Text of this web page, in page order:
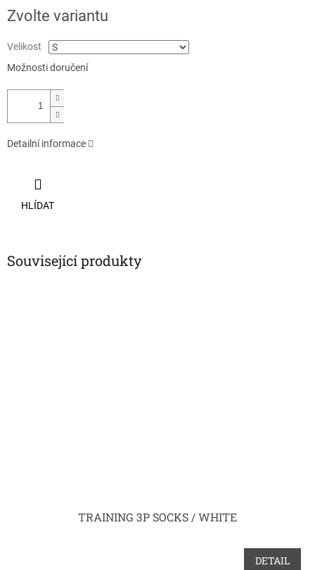
cena:
Zvolte variantu
Velikost
Možnosti doručení
Detailní informace
HLÍDAT
Související produkty
TRAINING 3P SOCKS / WHITE
DETAIL